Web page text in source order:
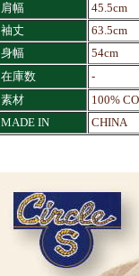
肩幅
45.5cm
袖丈
63.5cm
身幅
54cm
在庫数
-
素材
100%
MADE IN
CHINA